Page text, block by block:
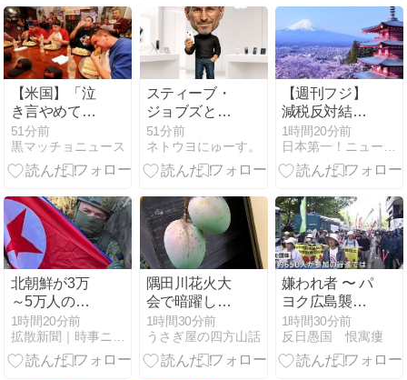
個別返信でき
ません」返金
明言なく今後
ご案内で終わ
る
長の不出馬に
ネットで疑問
噴出 ｗｗｗｗ
ｗｗｗｗｗｗ
ｗｗｗｗｗ
です！制裁さ
れるけどw』
【米国】「泣
き言やめて仕
事見つけろ。
ラーメンを食
え」議員らの
氏が猛反発…
ブリトーの価
格めぐる議
論、共和党の
内戦に発展
51分前
黒マッチョニュース
スティーブ・
ジョブズとは
何者か——禅
僧に「弟子入
り」した男
った会社から
追放され、逆
襲のように世
界を変えるま
で
52分前
ネトウヨにゅーす。
【週刊フジ】
減税反対結構
ならば石破と
河野は離党し
てケジメをつ
1時間20分前
北朝鮮が3万
～5万人の兵
士をロシアへ
派兵 ゼレンス
キー大統領
1時間20分前
隅田川花火大
会で暗躍した
中国人「場所
取り転売ヤ
ー」
1時間30分前
うさぎ屋の四方山話
嫌われ者 〜 パ
ヨク広島襲
来… 地元民か
ら「帰れ！」
と罵声を浴び
1時間30分前
反日愚国 恨寓瘻